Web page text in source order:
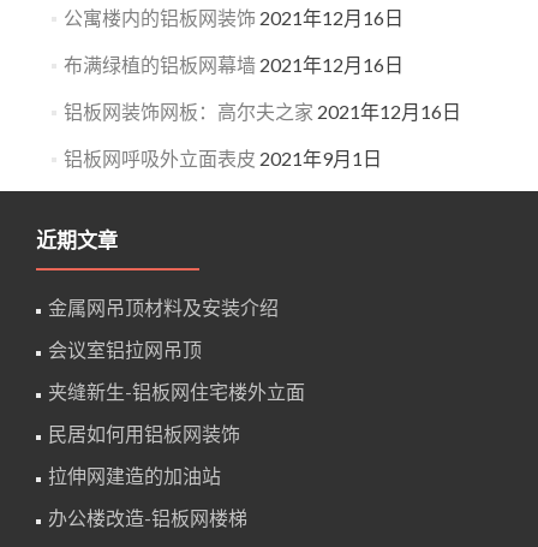
公寓楼内的铝板网装饰 2021年12月16日
布满绿植的铝板网幕墙 2021年12月16日
铝板网装饰网板：高尔夫之家 2021年12月16日
铝板网呼吸外立面表皮 2021年9月1日
近期文章
金属网吊顶材料及安装介绍
会议室铝拉网吊顶
夹缝新生-铝板网住宅楼外立面
民居如何用铝板网装饰
拉伸网建造的加油站
办公楼改造-铝板网楼梯